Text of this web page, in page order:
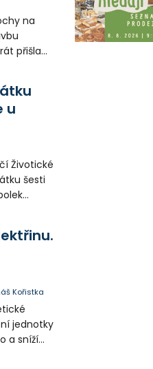
na
přišla
u
Životické
šesti
Kořistka
jednotky
a sníží